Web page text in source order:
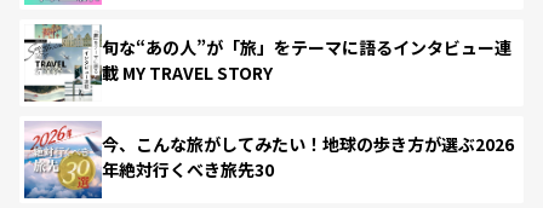
旬な“あの人”が「旅」をテーマに語るインタビュー連
載 MY TRAVEL STORY
今、こんな旅がしてみたい！地球の歩き方が選ぶ2026
年絶対行くべき旅先30